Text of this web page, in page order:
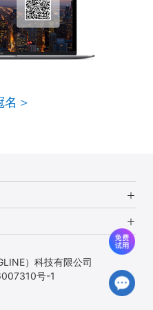
名＞
）科技有限公司
号-1